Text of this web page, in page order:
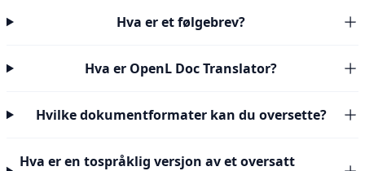
Hva er et følgebrev?
Hva er OpenL Doc Translator?
Hvilke dokumentformater kan du oversette?
Hva er en tospråklig versjon av et oversatt